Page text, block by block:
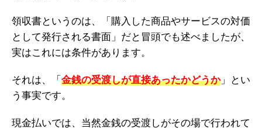
領収書というのは、「購入した商品やサービスの対価
として発行される書面」だと冒頭でも述べましたが、
実はこれには条件があります。
それは、「 金銭の受渡しが直接あったかどうか」とい
う事実です。
現金払いでは、当然金銭の受渡しがその場で行われて